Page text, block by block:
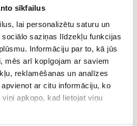
sīkfailus
lai personalizētu saturu un
saziņas līdzekļu funkcijas
Informāciju par to, kā jūs
mēs arī kopīgojam ar saviem
reklamēšanas un analīzes
ar citu informāciju, ko
apkopo, kad lietojat viņu
218/5715
€ 8.50
GROZAM